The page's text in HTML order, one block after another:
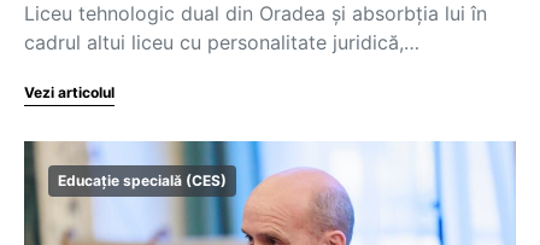
Liceu tehnologic dual din Oradea și absorbția lui în
cadrul altui liceu cu personalitate juridică,…
Vezi articolul
Educație specială (CES)